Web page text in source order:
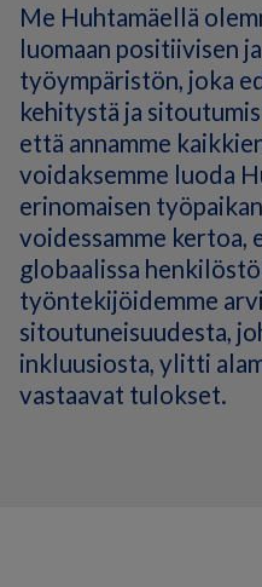
Me Huhtamäellä
luomaan positiivisen
työympäristön, joka
kehitystä ja
että annamme
voidaksemme luoda
erinomaisen
voidessamme kertoa,
globaalissa
työntekijöidemme
sitoutuneisuudesta,
inkluusiosta, ylitti
vastaavat tulokset.